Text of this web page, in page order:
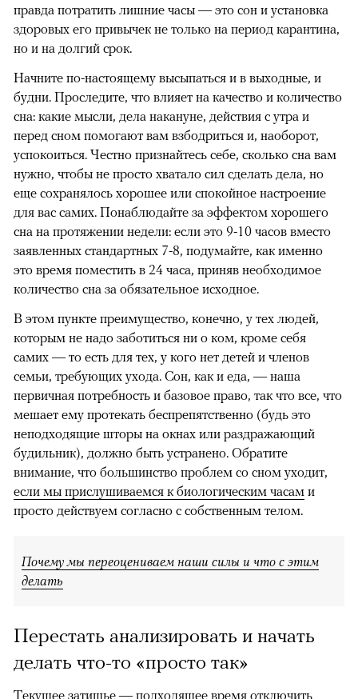
правда потратить лишние часы — это сон и установка
здоровых его привычек не только на период карантина,
но и на долгий срок.
Начните по-настоящему высыпаться и в выходные, и
будни. Проследите, что влияет на качество и количество
сна: какие мысли, дела накануне, действия с утра и
перед сном помогают вам взбодриться и, наоборот,
успокоиться. Честно признайтесь себе, сколько сна вам
нужно, чтобы не просто хватало сил сделать дела, но
еще сохранялось хорошее или спокойное настроение
для вас самих. Понаблюдайте за эффектом хорошего
сна на протяжении недели: если это 9-10 часов вместо
заявленных стандартных 7-8, подумайте, как именно
это время поместить в 24 часа, приняв необходимое
количество сна за обязательное исходное.
В этом пункте преимущество, конечно, у тех людей,
которым не надо заботиться ни о ком, кроме себя
самих — то есть для тех, у кого нет детей и членов
семьи, требующих ухода. Сон, как и еда, — наша
первичная потребность и базовое право, так что все, что
мешает ему протекать беспрепятственно (будь это
неподходящие шторы на окнах или раздражающий
будильник), должно быть устранено. Обратите
внимание, что большинство проблем со сном уходит,
если мы прислушиваемся к биологическим часам и
просто действуем согласно с собственным телом.
Почему мы переоцениваем наши силы и что с этим
делать
Перестать анализировать и начать
делать что-то «просто так»
Текущее затишье — подходящее время отключить